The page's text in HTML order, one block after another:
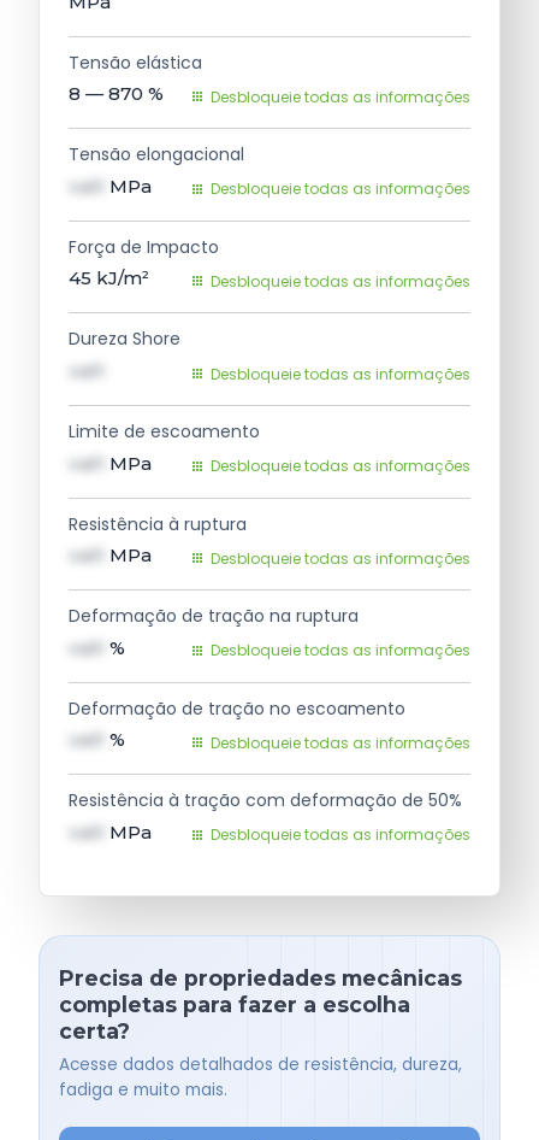
Tensão elástica
8 — 870 % Desbloqueie todas as informações
Tensão elongacional
val1 MPa Desbloqueie todas as informações
Força de Impacto
45 kJ/m² Desbloqueie todas as informações
Dureza Shore
val1 Desbloqueie todas as informações
Limite de escoamento
val1 MPa Desbloqueie todas as informações
Resistência à ruptura
val1 MPa Desbloqueie todas as informações
Deformação de tração na ruptura
val1 % Desbloqueie todas as informações
Deformação de tração no escoamento
val1 % Desbloqueie todas as informações
Resistência à tração com deformação de 50%
val1 MPa Desbloqueie todas as informações
Precisa de propriedades mecânicas
completas para fazer a escolha
certa?
Acesse dados detalhados de resistência, dureza,
fadiga e muito mais.